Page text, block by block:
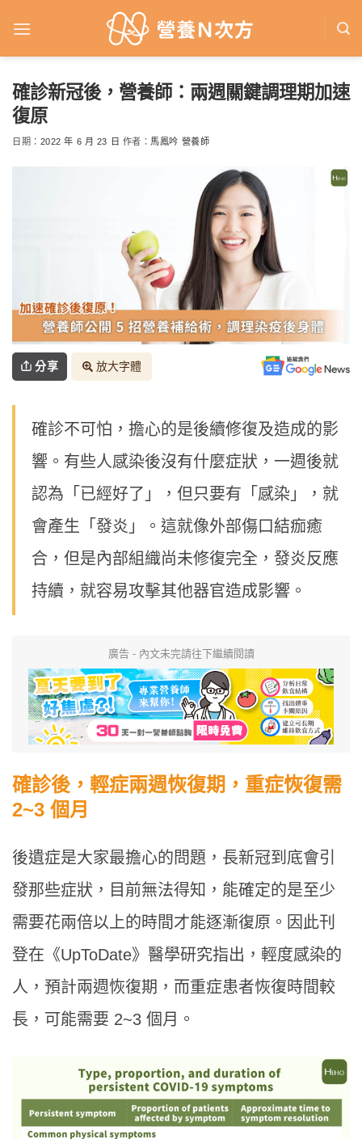
確診新冠後，營養師：兩週關鍵調理期加速
復原
日期： 2022 年 6 月 23 日 作者： 馬鳳吟 營養師
分享 放大字體
確診不可怕，擔心的是後續修復及造成的影
響。有些人感染後沒有什麼症狀，一週後就
認為「已經好了」，但只要有「感染」，就
會產生「發炎」。這就像外部傷口結痂癒
合，但是內部組織尚未修復完全，發炎反應
持續，就容易攻擊其他器官造成影響。
廣告 - 內文未完請往下繼續閱讀
確診後，輕症兩週恢復期，重症恢復需
2~3 個月
後遺症是大家最擔心的問題，長新冠到底會引
發那些症狀，目前無法得知，能確定的是至少
需要花兩倍以上的時間才能逐漸復原。因此刊
登在《UpToDate》醫學研究指出，輕度感染的
人，預計兩週恢復期，而重症患者恢復時間較
長，可能需要 2~3 個月。